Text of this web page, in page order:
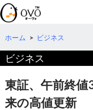
検
索
コ
テ
へ
移
動
ホーム > ビジネス
ビジネス
東証、午前終
来の高値更新